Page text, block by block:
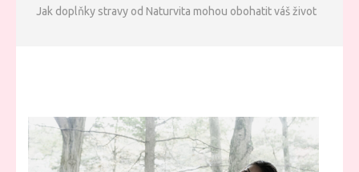
Jak doplňky stravy od Naturvita mohou obohatit váš život